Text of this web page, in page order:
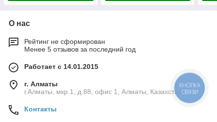
О нас
Рейтинг не сформирован
Менее 5 отзывов за последний год
Работает с 14.01.2015
г. Алматы
г.Алматы, мкр.1, д.88, офис 1, Алматы, Казахстан
Контакты
КНОПКА
СВЯЗИ